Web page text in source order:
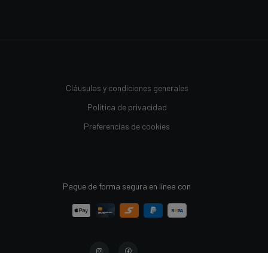
Cláusulas y condiciones generales
Política de privacidad
Preferencias de cookies
Pague de forma segura en línea con